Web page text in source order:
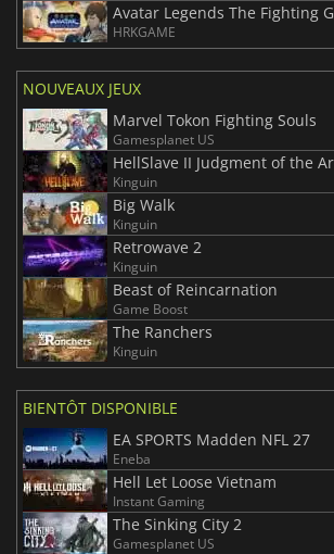
Avatar Legends The Fighting
HRKGAME
NOUVEAUX JEUX
Marvel Tokon Fighting Souls
Gamesplanet US
HellSlave II Judgment of the
Kinguin
Big Walk
Kinguin
Retrowave 2
Kinguin
Beast of Reincarnation
Game Boost
The Ranchers
Kinguin
BIENTÔT DISPONIBLE
EA SPORTS Madden NFL 27
Eneba
Hell Let Loose Vietnam
Instant Gaming
The Sinking City 2
Gamesplanet US